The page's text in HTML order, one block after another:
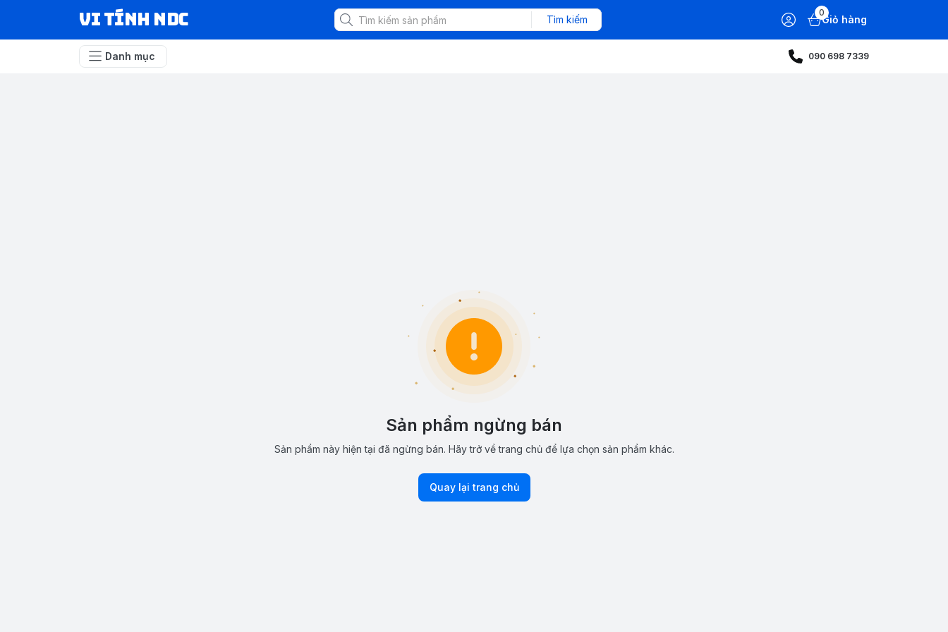
VI TÍNH NDC Tìm kiếm
0
Giỏ hàng
Danh mục 090 698 7339
Sản phẩm ngừng bán
Sản phẩm này hiện tại đã ngừng bán. Hãy trở về trang chủ để lựa chọn sản phẩm khác.
Quay lại trang chủ